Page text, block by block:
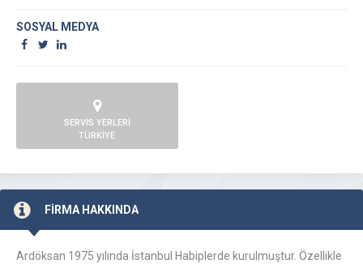
SOSYAL MEDYA
SERVİS YERLERİ
TÜRKİYE
FİRMA HAKKINDA
Ardöksan 1975 yılında İstanbul Habiplerde kurulmuştur. Özellikle